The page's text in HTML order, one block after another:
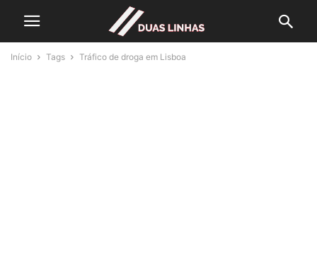
Início Tags Tráfico de droga em Lisboa